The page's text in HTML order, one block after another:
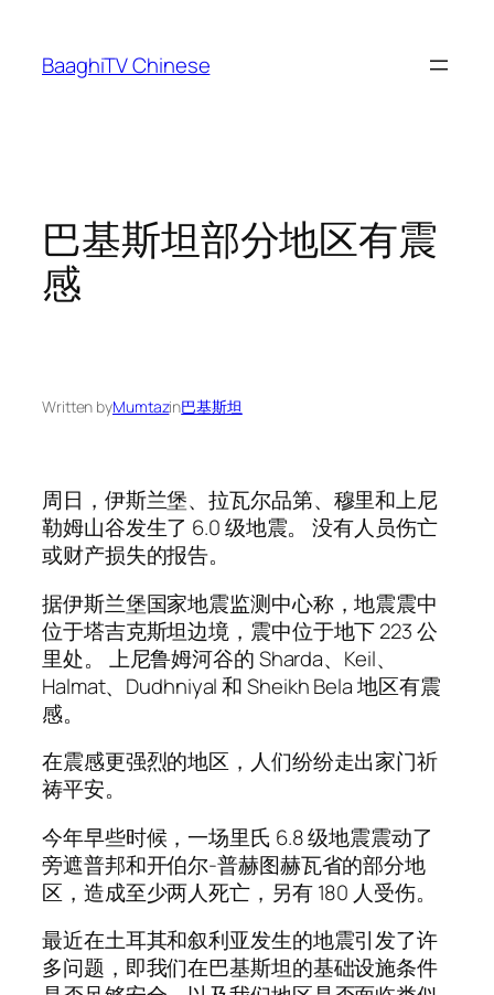
content
BaaghiTV Chinese
巴基斯坦部分地区有震
感
Written byMumtazin巴基斯坦
周日，伊斯兰堡、拉瓦尔品第、穆里和上尼
勒姆山谷发生了 6.0 级地震。 没有人员伤亡
或财产损失的报告。
据伊斯兰堡国家地震监测中心称，地震震中
位于塔吉克斯坦边境，震中位于地下 223 公
里处。 上尼鲁姆河谷的 Sharda、Keil、
Halmat、Dudhniyal 和 Sheikh Bela 地区有震
感。
在震感更强烈的地区，人们纷纷走出家门祈
祷平安。
今年早些时候，一场里氏 6.8 级地震震动了
旁遮普邦和开伯尔-普赫图赫瓦省的部分地
区，造成至少两人死亡，另有 180 人受伤。
最近在土耳其和叙利亚发生的地震引发了许
多问题，即我们在巴基斯坦的基础设施条件